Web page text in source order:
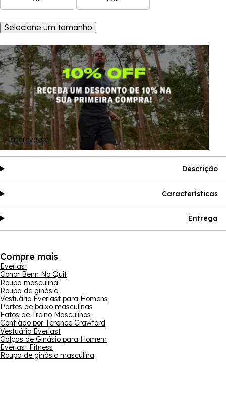
Selecione um tamanho
Inscreva-se
Descrição
Características
Entrega
Compre mais
Everlast
Conor Benn No Quit
Roupa masculina
Roupa de ginásio
Vestuário Everlast para Homens
Partes de baixo masculinas
Fatos de Treino Masculinos
Confiado por Terence Crawford
Vestuário Everlast
Calças de Ginásio para Homem
Everlast Fitness
Roupa de ginásio masculina